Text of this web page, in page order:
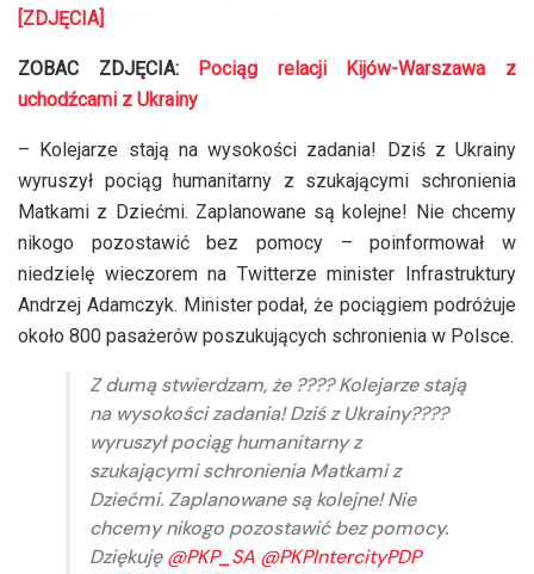
[ZDJĘCIA]
ZOBAC ZDJĘCIA: Pociąg relacji Kijów-Warszawa z
uchodźcami z Ukrainy
– Kolejarze stają na wysokości zadania! Dziś z Ukrainy
wyruszył pociąg humanitarny z szukającymi schronienia
Matkami z Dziećmi. Zaplanowane są kolejne! Nie chcemy
nikogo pozostawić bez pomocy – poinformował w
niedzielę wieczorem na Twitterze minister Infrastruktury
Andrzej Adamczyk. Minister podał, że pociągiem podróżuje
około 800 pasażerów poszukujących schronienia w Polsce.
Z dumą stwierdzam, że ???? Kolejarze stają
na wysokości zadania! Dziś z Ukrainy????
wyruszył pociąg humanitarny z
szukającymi schronienia Matkami z
Dziećmi. Zaplanowane są kolejne! Nie
chcemy nikogo pozostawić bez pomocy.
Dziękuję@PKP_SA @PKPIntercityPDP